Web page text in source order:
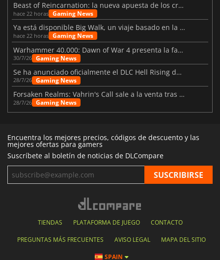
Beast of Reincarnation: la nueva apuesta de los creadores de Pokémon
hace 22 horas Gaming News
Ya está disponible Big Walk, un viaje basado en la amistad
hace 22 horas Gaming News
Warhammer 40.000: Dawn of War 4 presenta la facción de los Necrones
30/7/26 Gaming News
Se ha anunciado oficialmente el DLC Hell Rising de Nioh 3
28/7/26 Gaming News
Forsaken Realms: Vahrin's Call sale a la venta tras una década
28/7/26 Gaming News
Encuentra los mejores precios, códigos de descuento y las
mejores ofertas para gamers
Suscríbete al boletín de noticias de DLCompare
TIENDAS PLATAFORMA DE JUEGO CONTACTO
PREGUNTAS MÁS FRECUENTES AVISO LEGAL MAPA DEL SITIO
SPAIN